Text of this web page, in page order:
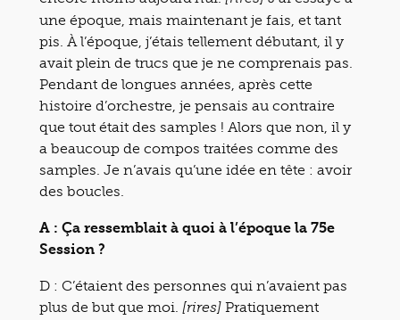
une époque, mais maintenant je fais, et tant
pis. À l’époque, j’étais tellement débutant, il y
avait plein de trucs que je ne comprenais pas.
Pendant de longues années, après cette
histoire d’orchestre, je pensais au contraire
que tout était des samples ! Alors que non, il y
a beaucoup de compos traitées comme des
samples. Je n’avais qu’une idée en tête : avoir
des boucles.
A : Ça ressemblait à quoi à l’époque la 75e
Session ?
D : C’étaient des personnes qui n’avaient pas
plus de but que moi. [rires] Pratiquement